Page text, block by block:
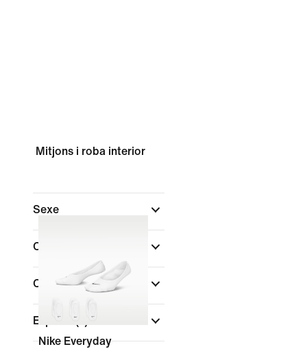
Mitjons i roba interior
Sexe
Compra per preu
Color
Esports(1)
Nike Everyday